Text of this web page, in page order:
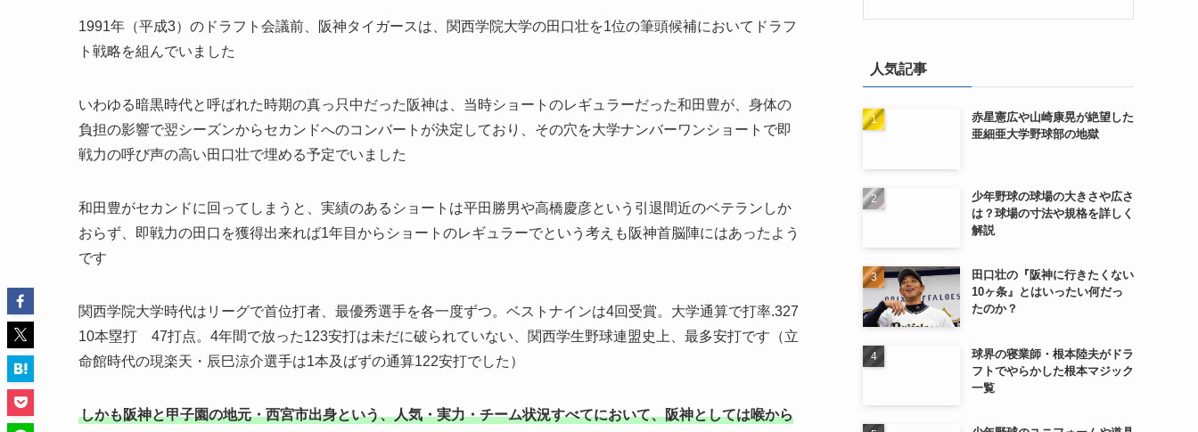
1991年（平成3）のドラフト会議前、阪神タイガースは、関西学院大学の田口壮を1位の筆頭候補においてドラフ
ト戦略を組んでいました
いわゆる暗黒時代と呼ばれた時期の真っ只中だった阪神は、当時ショートのレギュラーだった和田豊が、身体の
負担の影響で翌シーズンからセカンドへのコンバートが決定しており、その穴を大学ナンバーワンショートで即
戦力の呼び声の高い田口壮で埋める予定でいました
和田豊がセカンドに回ってしまうと、 実績のあるショートは平田勝男や高橋慶彦という引退間近のベテランしか
おらず、即戦力の田口を獲得出来れば1年目からショートのレギュラーでという考えも阪神首脳陣にはあったよう
です
関西学院大学時代はリーグで首位打者、最優秀選手を各一度ずつ。ベストナインは4回受賞。大学通算で打率.327
10本塁打 47打点。4年間で放った123安打は未だに破られていない、関西学生野球連盟史上、最多安打です（立
命館時代の現楽天・辰巳涼介選手は1本及ばずの通算122安打でした）
しかも阪神と甲子園の地元・西宮市出身という、人気・実力・チーム状況すべてにおいて、阪神としては喉から
人気記事
赤星憲広や山崎康晃が絶望した
亜細亜大学野球部の地獄
少年野球の球場の大きさや広さ
は？球場の寸法や規格を詳しく
解説
田口壮の『阪神に行きたくない
10ヶ条』とはいったい何だっ
たのか？
球界の寝業師・根本陸夫がドラ
フトでやらかした根本マジック
一覧